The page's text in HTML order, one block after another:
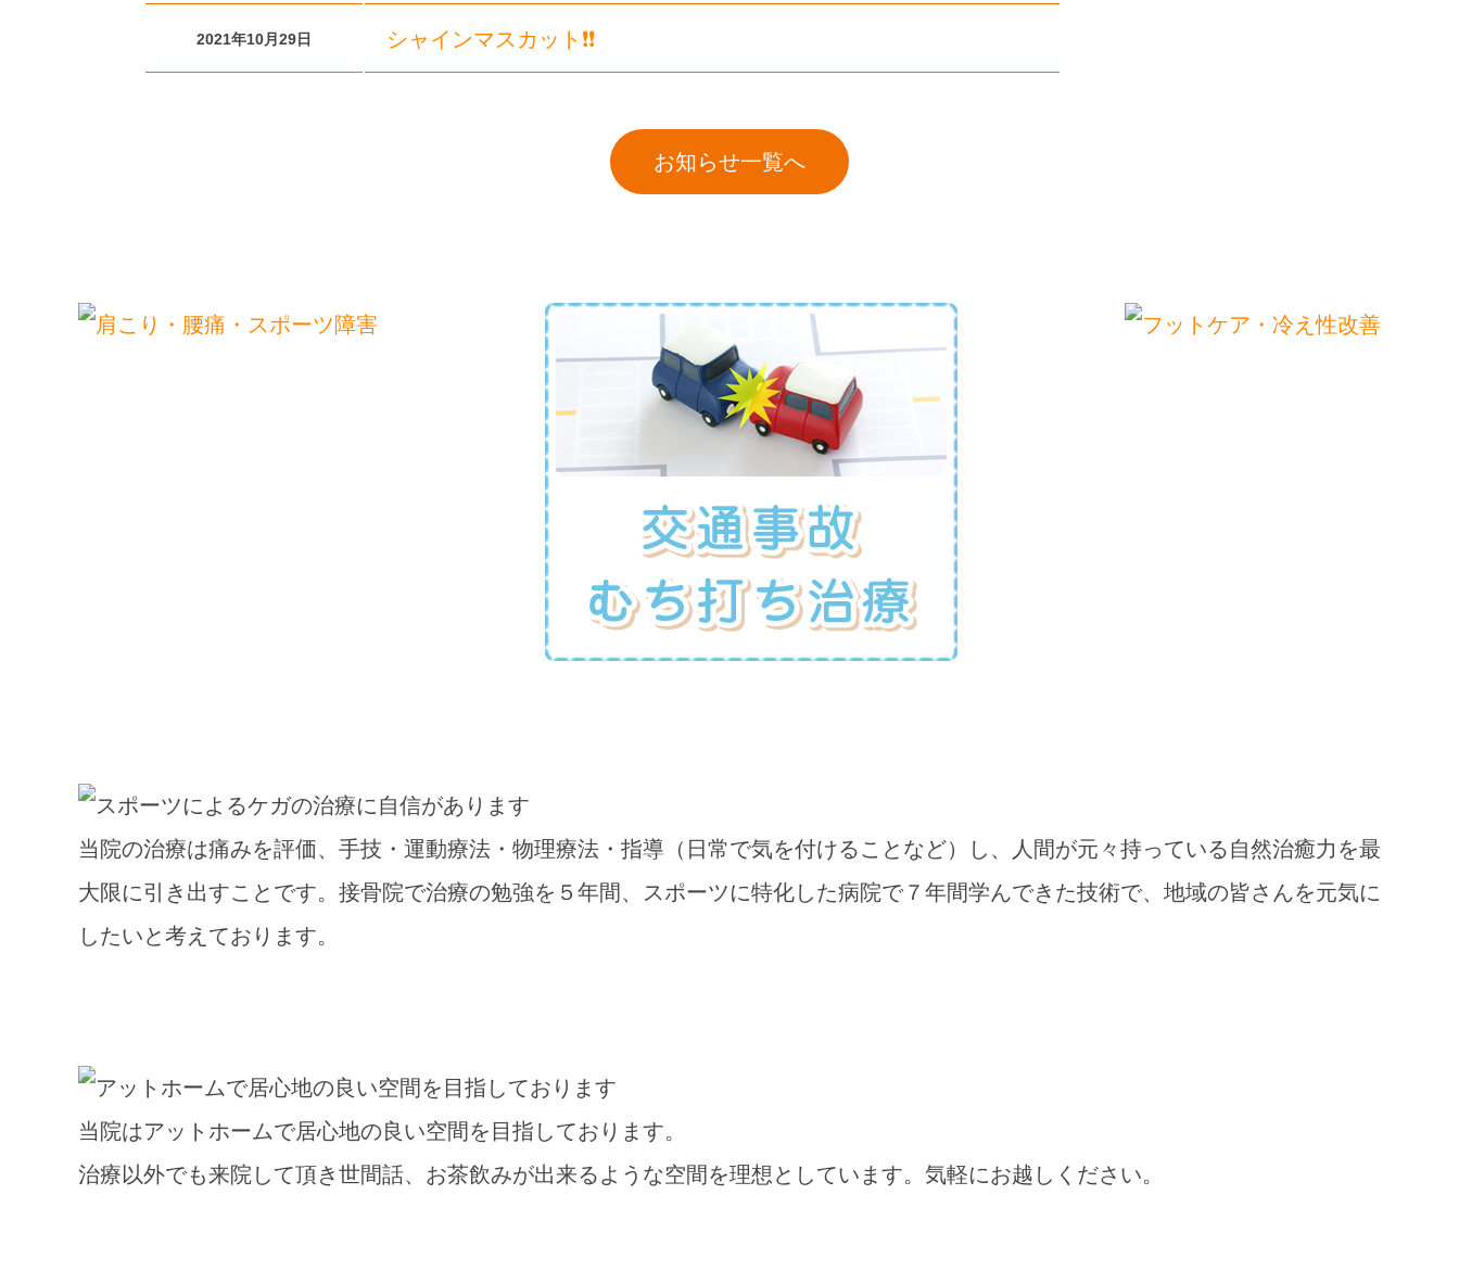
2021年10月29日 シャインマスカット❗️❗️
お知らせ一覧へ
当院の治療は痛みを評価、手技・運動療法・物理療法・指導（日常で気を付けることなど）し、人間が元々持っている自然治癒力を最
大限に引き出すことです。接骨院で治療の勉強を５年間、スポーツに特化した病院で７年間学んできた技術で、地域の皆さんを元気に
したいと考えております。
当院はアットホームで居心地の良い空間を目指しております。
治療以外でも来院して頂き世間話、お茶飲みが出来るような空間を理想としています。気軽にお越しください。